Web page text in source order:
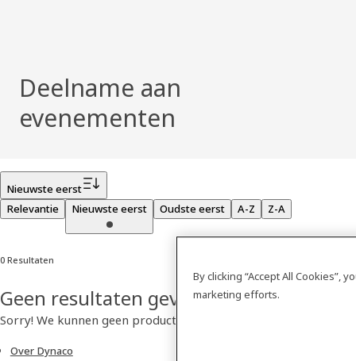
Deelname aan
evenementen
Nieuwste eerst
Relevantie
Nieuwste eerst Oudste eerst A-Z Z-A
0 Resultaten
Geen resultaten gevonden
Sorry! We kunnen geen product vinden.
Over Dynaco
By clicking “Accept All Cookies”,
marketing efforts.